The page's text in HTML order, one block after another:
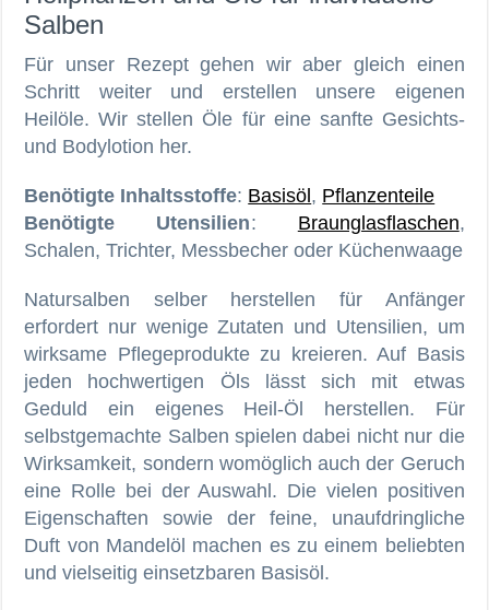
Salben
Für unser Rezept gehen wir aber gleich einen
Schritt weiter und erstellen unsere eigenen
Heilöle. Wir stellen Öle für eine sanfte Gesichts-
und Bodylotion her.
Benötigte Inhaltsstoffe: Basisöl , Pflanzenteile
Benötigte Utensilien: Braunglasflaschen,
Schalen, Trichter, Messbecher oder Küchenwaage
Natursalben selber herstellen für Anfänger
erfordert nur wenige Zutaten und Utensilien, um
wirksame Pflegeprodukte zu kreieren. Auf Basis
jeden hochwertigen Öls lässt sich mit etwas
Geduld ein eigenes Heil-Öl herstellen. Für
selbstgemachte Salben spielen dabei nicht nur die
Wirksamkeit, sondern womöglich auch der Geruch
eine Rolle bei der Auswahl. Die vielen positiven
Eigenschaften sowie der feine, unaufdringliche
Duft von Mandelöl machen es zu einem beliebten
und vielseitig einsetzbaren Basisöl.